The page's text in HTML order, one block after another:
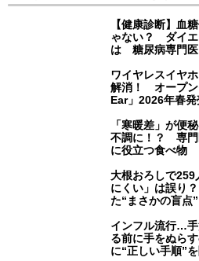
【健康診断】血
ゃない？ ダイエ
は 糖尿病専門医
ワイヤレスイヤ
解消！ オープン
Ear」2026年春
「寒暖差」が便
不調に！？ 専門
に役立つ食べ物
大根おろしで
にくい」は誤り
た“まさかの盲点”
インフル流行…
る前に手をぬら
に“正しい手順”を